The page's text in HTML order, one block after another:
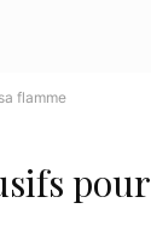
flamme
pour